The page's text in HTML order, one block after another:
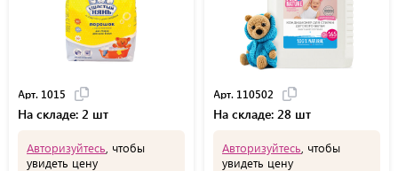
Арт. 1015
На складе: 2 шт
Авторизуйтесь , чтобы
увидеть цену
Арт. 110502
На складе: 28 шт
Авторизуйтесь , чтобы
увидеть цену